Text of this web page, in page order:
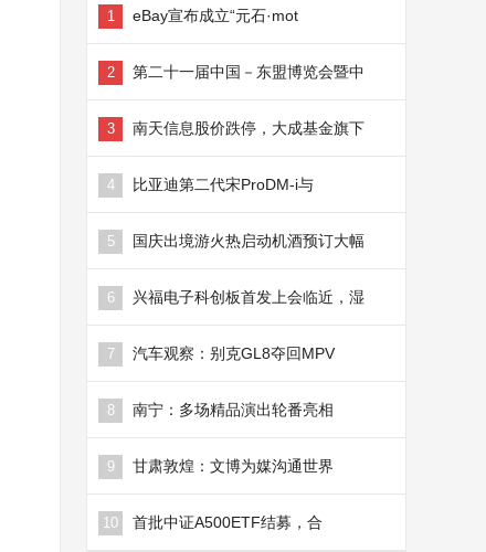
1 eBay宣布成立“元石·mot
2 第二十一届中国－东盟博览会暨中
3 南天信息股价跌停，大成基金旗下
4 比亚迪第二代宋ProDM-i与
5 国庆出境游火热启动机酒预订大幅
6 兴福电子科创板首发上会临近，湿
7 汽车观察：别克GL8夺回MPV
8 南宁：多场精品演出轮番亮相
9 甘肃敦煌：文博为媒沟通世界
10 首批中证A500ETF结募，合